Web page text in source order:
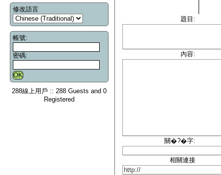
修改語言
帳號:
密碼:
288線上用戶 :: 288 Guests and 0
Registered
題目:
內容:
關�?�字:
相關連接